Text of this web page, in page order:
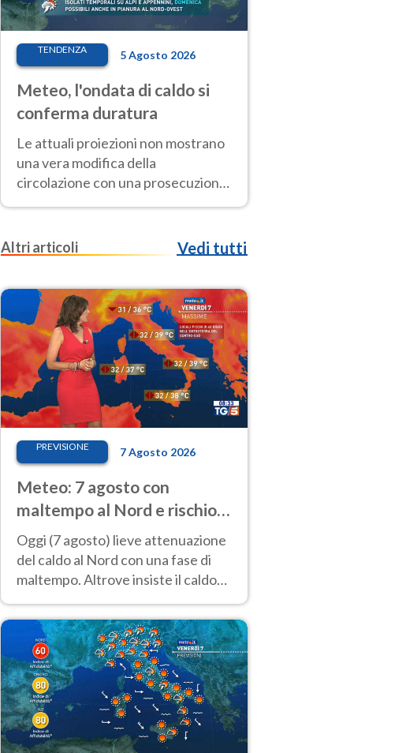
TENDENZA 5 Agosto 2026
Meteo, l'ondata di caldo si
conferma duratura
Le attuali proiezioni non mostrano
una vera modifica della
circolazione con una prosecuzione
del caldo fuori scala per molti
Ferragosto
Altri articoli Vedi tutti
PREVISIONE 7 Agosto 2026
Meteo: 7 agosto con
maltempo al Nord e rischio
nubifragi. Altrove caldo
estremo
Oggi (7 agosto) lieve attenuazione
del caldo al Nord con una fase di
maltempo. Altrove insiste il caldo
previsioni